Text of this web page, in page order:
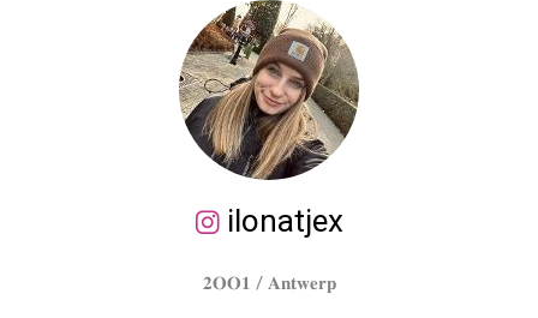
ilonatjex
𝟐𝐎𝐎𝟏 / 𝐀𝐧𝐭𝐰𝐞𝐫𝐩